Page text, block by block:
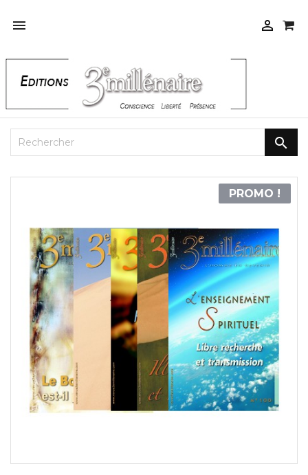
 

PROMO !